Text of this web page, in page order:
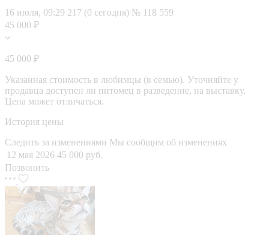
16 июля, 09:29 217 (0 сегодня) № 118 559
45 000 ₽
45 000 ₽
Указанная стоимость в любимцы (в семью). Уточняйте у
продавца доступен ли питомец в разведение, на выставку.
Цена может отличаться.
История цены
Следить за изменениями Мы сообщим об изменениях
12 мая 2026 45 000 руб.
Позвонить